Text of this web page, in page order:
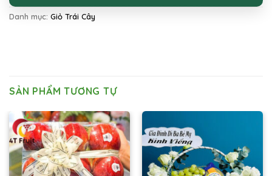
Danh mục: Giỏ Trái Cây
SẢN PHẨM TƯƠNG TỰ